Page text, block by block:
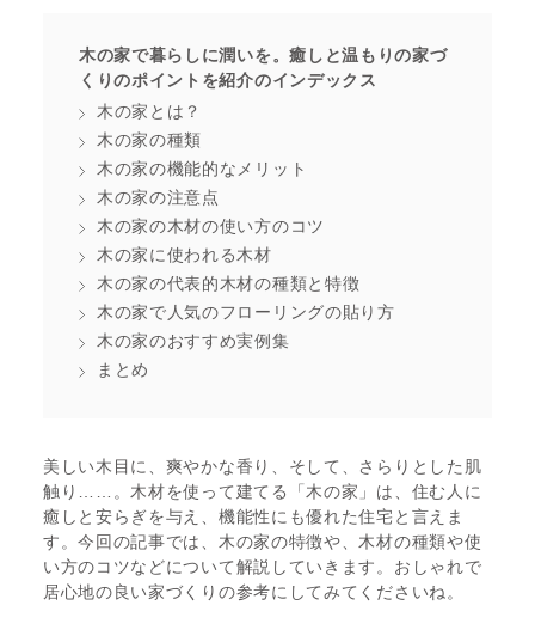
木の家で暮らしに潤いを。癒しと温もりの家づ
くりのポイントを紹介のインデックス
木の家とは？
木の家の種類
木の家の機能的なメリット
木の家の注意点
木の家の木材の使い方のコツ
木の家に使われる木材
木の家の代表的木材の種類と特徴
木の家で人気のフローリングの貼り方
木の家のおすすめ実例集
まとめ
美しい木目に、爽やかな香り、そして、さらりとした肌
触り……。木材を使って建てる「木の家」は、住む人に
癒しと安らぎを与え、機能性にも優れた住宅と言えま
す。今回の記事では、木の家の特徴や、木材の種類や使
い方のコツなどについて解説していきます。おしゃれで
居心地の良い家づくりの参考にしてみてくださいね。